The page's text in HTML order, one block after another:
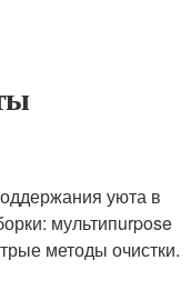
уюта в
мультипurpose
методы очистки.